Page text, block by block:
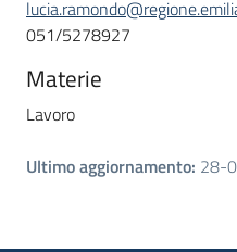
051/5278927
Materie
Lavoro
Ultimo aggiornamento: 28-